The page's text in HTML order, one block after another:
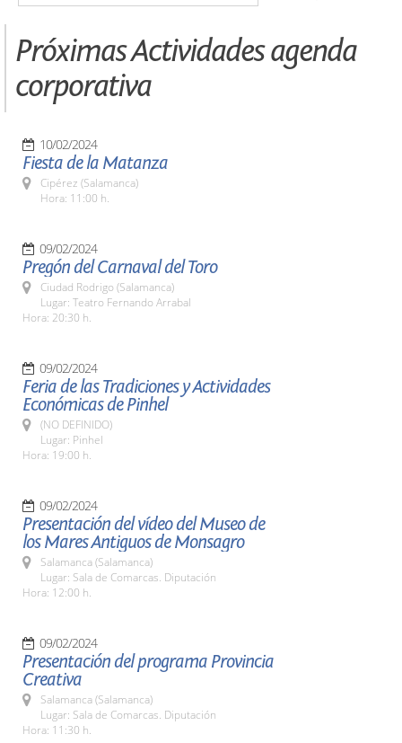
Próximas Actividades agenda
corporativa
10/02/2024
Fiesta de la Matanza
Cipérez (Salamanca)
Hora: 11:00 h.
09/02/2024
Pregón del Carnaval del Toro
Ciudad Rodrigo (Salamanca)
Lugar: Teatro Fernando Arrabal
Hora: 20:30 h.
09/02/2024
Feria de las Tradiciones y Actividades
Económicas de Pinhel
(NO DEFINIDO)
Lugar: Pinhel
Hora: 19:00 h.
09/02/2024
Presentación del vídeo del Museo de
los Mares Antiguos de Monsagro
Salamanca (Salamanca)
Lugar: Sala de Comarcas. Diputación
Hora: 12:00 h.
09/02/2024
Presentación del programa Provincia
Creativa
Salamanca (Salamanca)
Lugar: Sala de Comarcas. Diputación
Hora: 11:30 h.